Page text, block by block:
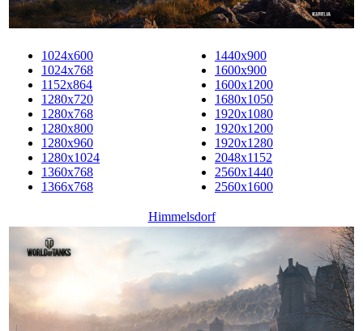
1024x600
1024x768
1152x864
1280x720
1280x768
1280x800
1280x960
1280x1024
1360x768
1366x768
1440x900
1600x900
1600x1200
1680x1050
1920x1080
1920x1200
1920x1280
2048x1152
2560x1440
2560x1600
Himmelsdorf